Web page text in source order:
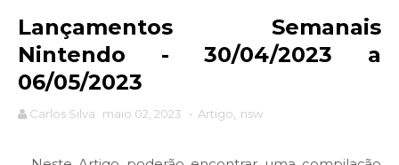
Lançamentos Semanais
Nintendo - 30/04/2023 a
06/05/2023
Carlos Silva maio 02, 2023 - Artigo nsw